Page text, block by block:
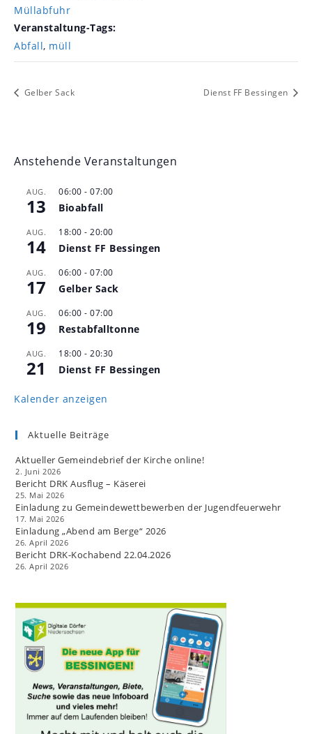
Müllabfuhr
Veranstaltung-Tags:
Abfall, müll
Gelber Sack Dienst FF Bessingen
Anstehende Veranstaltungen
AUG.
13
06:00 - 07:00
Bioabfall
AUG.
14
18:00 - 20:00
Dienst FF Bessingen
AUG.
17
06:00 - 07:00
Gelber Sack
AUG.
19
06:00 - 07:00
Restabfalltonne
AUG.
21
18:00 - 20:30
Dienst FF Bessingen
Kalender anzeigen
Aktuelle Beiträge
Aktueller Gemeindebrief der Kirche online!
2. Juni 2026
Bericht DRK Ausflug – Käserei
25. Mai 2026
Einladung zu Gemeindewettbewerben der Jugendfeuerwehr
17. Mai 2026
Einladung „Abend am Berge“ 2026
26. April 2026
Bericht DRK-Kochabend 22.04.2026
26. April 2026